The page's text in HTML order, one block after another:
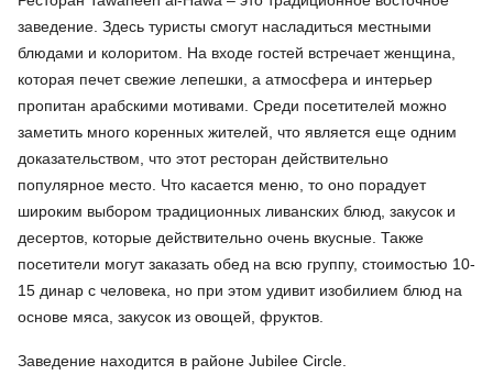
заведение. Здесь туристы смогут насладиться местными
блюдами и колоритом. На входе гостей встречает женщина,
которая печет свежие лепешки, а атмосфера и интерьер
пропитан арабскими мотивами. Среди посетителей можно
заметить много коренных жителей, что является еще одним
доказательством, что этот ресторан действительно
популярное место. Что касается меню, то оно порадует
широким выбором традиционных ливанских блюд, закусок и
десертов, которые действительно очень вкусные. Также
посетители могут заказать обед на всю группу, стоимостью 10-
15 динар с человека, но при этом удивит изобилием блюд на
основе мяса, закусок из овощей, фруктов.
Заведение находится в районе Jubilee Circle.